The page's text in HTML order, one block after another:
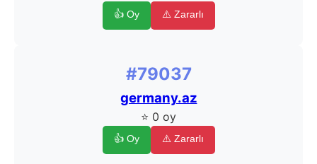
👍 Oy ⚠️ Zararlı
#79037
germany.az
⭐ 0 oy
👍 Oy ⚠️ Zararlı